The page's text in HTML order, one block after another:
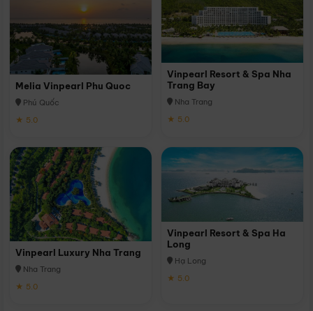
Melia Vinpearl Phu Quoc
Phú Quốc
★ 5.0
Vinpearl Resort & Spa Nha
Trang Bay
Nha Trang
★ 5.0
Vinpearl Luxury Nha Trang
Nha Trang
★ 5.0
Vinpearl Resort & Spa Ha
Long
Hạ Long
★ 5.0